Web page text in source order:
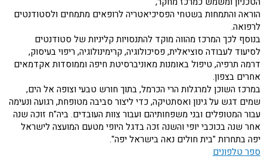
הוראה והתמחות בשטחי הפסיכיאטריה לרופאים מתמחים ולסטודנטים
לרפואה.
בנוסף לכך המרכז מהווה מוקד להתנסויות קליניות של סטודנטים
לסיעוד לעבודה סוציאלית, פסיכולוגיה, קרימינולוגיה, ריפוי בעיסוק,
דרמה תרפיה, טיפול באומנות מאוניברסיטת חיפה וממוסדות אקדמאים
אחרים בצפון.
במרכז השוכן למרגלות הרי הכרמל, בתוך חורש טבעי וצופה אל הים,
שמים דגש על גינון ואסתטיקה, כדי ליצור סביבה מטופחת, רגועה ונעימה
עבור המטופלים ובני משפחותיהם ועבור צוות העובדים. ביה"ח זוכה שנה
אחר שנה בכוכבי יופי והשנה זכה בדגל היופי מטעם המועצה לישראל
יפה בתחרות "בית חולים נאה בישראל יפה".
ספר טלפונים